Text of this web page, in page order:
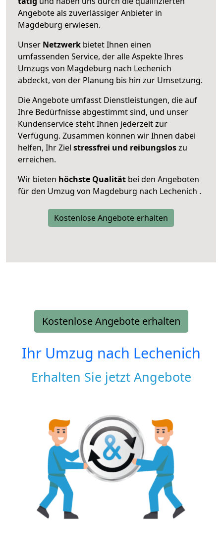
Angebote als zuverlässiger Anbieter in
Magdeburg erwiesen.
Unser Netzwerk bietet Ihnen einen
umfassenden Service, der alle Aspekte Ihres
Umzugs von Magdeburg nach Lechenich
abdeckt, von der Planung bis hin zur Umsetzung.
Die Angebote umfasst Dienstleistungen, die auf
Ihre Bedürfnisse abgestimmt sind, und unser
Kundenservice steht Ihnen jederzeit zur
Verfügung. Zusammen können wir Ihnen dabei
helfen, Ihr Ziel stressfrei und reibungsloszu
erreichen.
Wir bieten höchste Qualität bei den Angeboten
für den Umzug von Magdeburg nach Lechenich .
Kostenlose Angebote erhalten
Kostenlose Angebote erhalten
Ihr Umzug nach Lechenich
Erhalten Sie jetzt Angebote